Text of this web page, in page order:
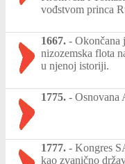
vođstvom princa
1667. - Okončana
nizozemska flota
u njenoj istoriji.
1775. - Osnovana
1777. - Kongres
kao zvanično